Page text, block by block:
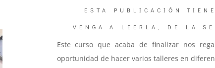
ESTA PUBLICACIÓN
VENGA A LEERLA, DE LA
Este curso que acaba de finalizar nos
oportunidad de hacer varios talleres en